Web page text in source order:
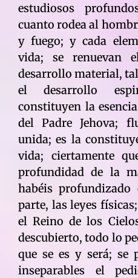
estudiosos
cuanto rodea al
y fuego; y cada
vida; se renuevan
desarrollo material,
el desarrollo
constituyen la
del Padre Jehova;
unida; es la
vida; ciertamente
profundidad de la
habéis profundizado
parte, las leyes
el Reino de los
descubierto, todo lo
que se es y será; se
inseparables el